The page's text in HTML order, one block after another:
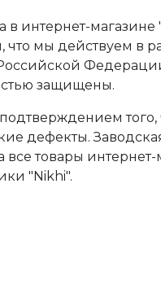
в интернет-
что мы действуем в
защищены.
того,
дефекты.
все товары интернет-
"Nikhi".